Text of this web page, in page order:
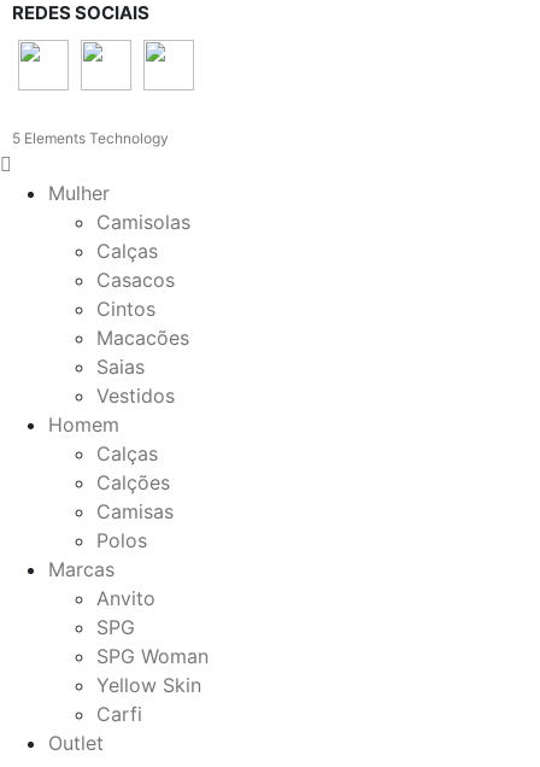
REDES SOCIAIS
5 Elements Technology
Mulher
Camisolas
Calças
Casacos
Cintos
Macacões
Saias
Vestidos
Homem
Calças
Calções
Camisas
Polos
Marcas
Anvito
SPG
SPG Woman
Yellow Skin
Carfi
Outlet